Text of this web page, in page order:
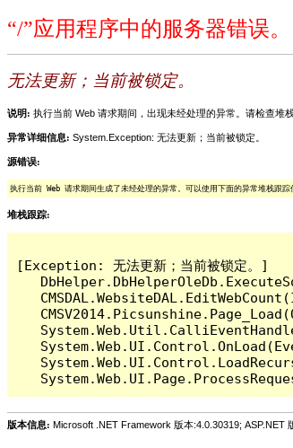
“/”应用程序中的服务器错误。
无法更新；当前被锁定。
说明: 执行当前 Web 请求期间，出现未经处理的异常。请检查堆
异常详细信息: System.Exception: 无法更新；当前被锁定。
源错误:
执行当前 Web 请求期间生成了未经处理的异常。可以使用下面的异常堆栈跟踪
堆栈跟踪:
[Exception: 无法更新；当前被锁定。]
版本信息: Microsoft .NET Framework 版本:4.0.30319; ASP.NET